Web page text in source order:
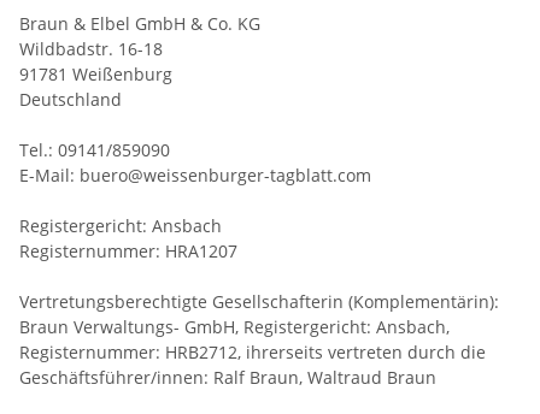
Braun & Elbel GmbH & Co. KG
Wildbadstr. 16-18
91781 Weißenburg
Deutschland
Tel.: 09141/859090
E-Mail: buero@weissenburger-tagblatt.com
Registergericht: Ansbach
Registernummer: HRA1207
Vertretungsberechtigte Gesellschafterin (Komplementärin):
Braun Verwaltungs- GmbH, Registergericht: Ansbach,
Registernummer: HRB2712, ihrerseits vertreten durch die
Geschäftsführer/innen: Ralf Braun, Waltraud Braun